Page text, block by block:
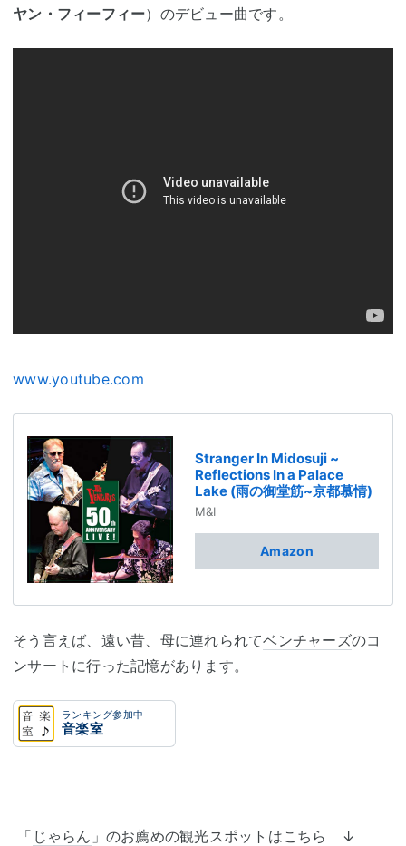
ヤン・フィーフィー）のデビュー曲です。
www.youtube.com
Stranger In Midosuji ~
Reflections In a Palace
Lake (雨の御堂筋~京都慕情)
M&I
Amazon
そう言えば、遠い昔、母に連れられてベンチャーズのコ
ンサートに行った記憶があります。
ランキング参加中
音楽室
「 じゃらん 」のお薦めの観光スポットはこちら ↓